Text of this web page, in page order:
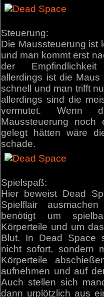
Steuerung:
Die Maussteuerung ist
und man kommt erst
der
allerdings ist die
schnell und man trifft
allerdings sind die
vermutet. Wenn
Maussteuerung noch
gelegt hätten wäre
schade.
Spielspaß:
Hier beweist Dead
Spielflair
benötigt um
Körperteile und um
Blut. In Dead Space
nicht sofort, sondern
Körperteile
aufnehmen und auf
Auch stellen sich
dann urplötzlich aus